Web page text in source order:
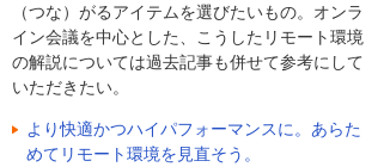
（つな）がるアイテムを選びたいもの。オンラ
イン会議を中心とした、こうしたリモート環境
の解説については過去記事も併せて参考にして
いただきたい。
より快適かつハイパフォーマンスに。あらた
めてリモート環境を見直そう。